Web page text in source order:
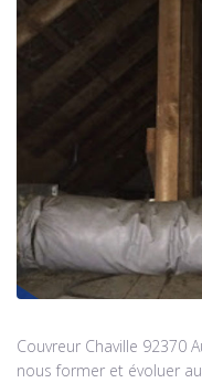
Couvreur Chaville 92370
nous former et évoluer